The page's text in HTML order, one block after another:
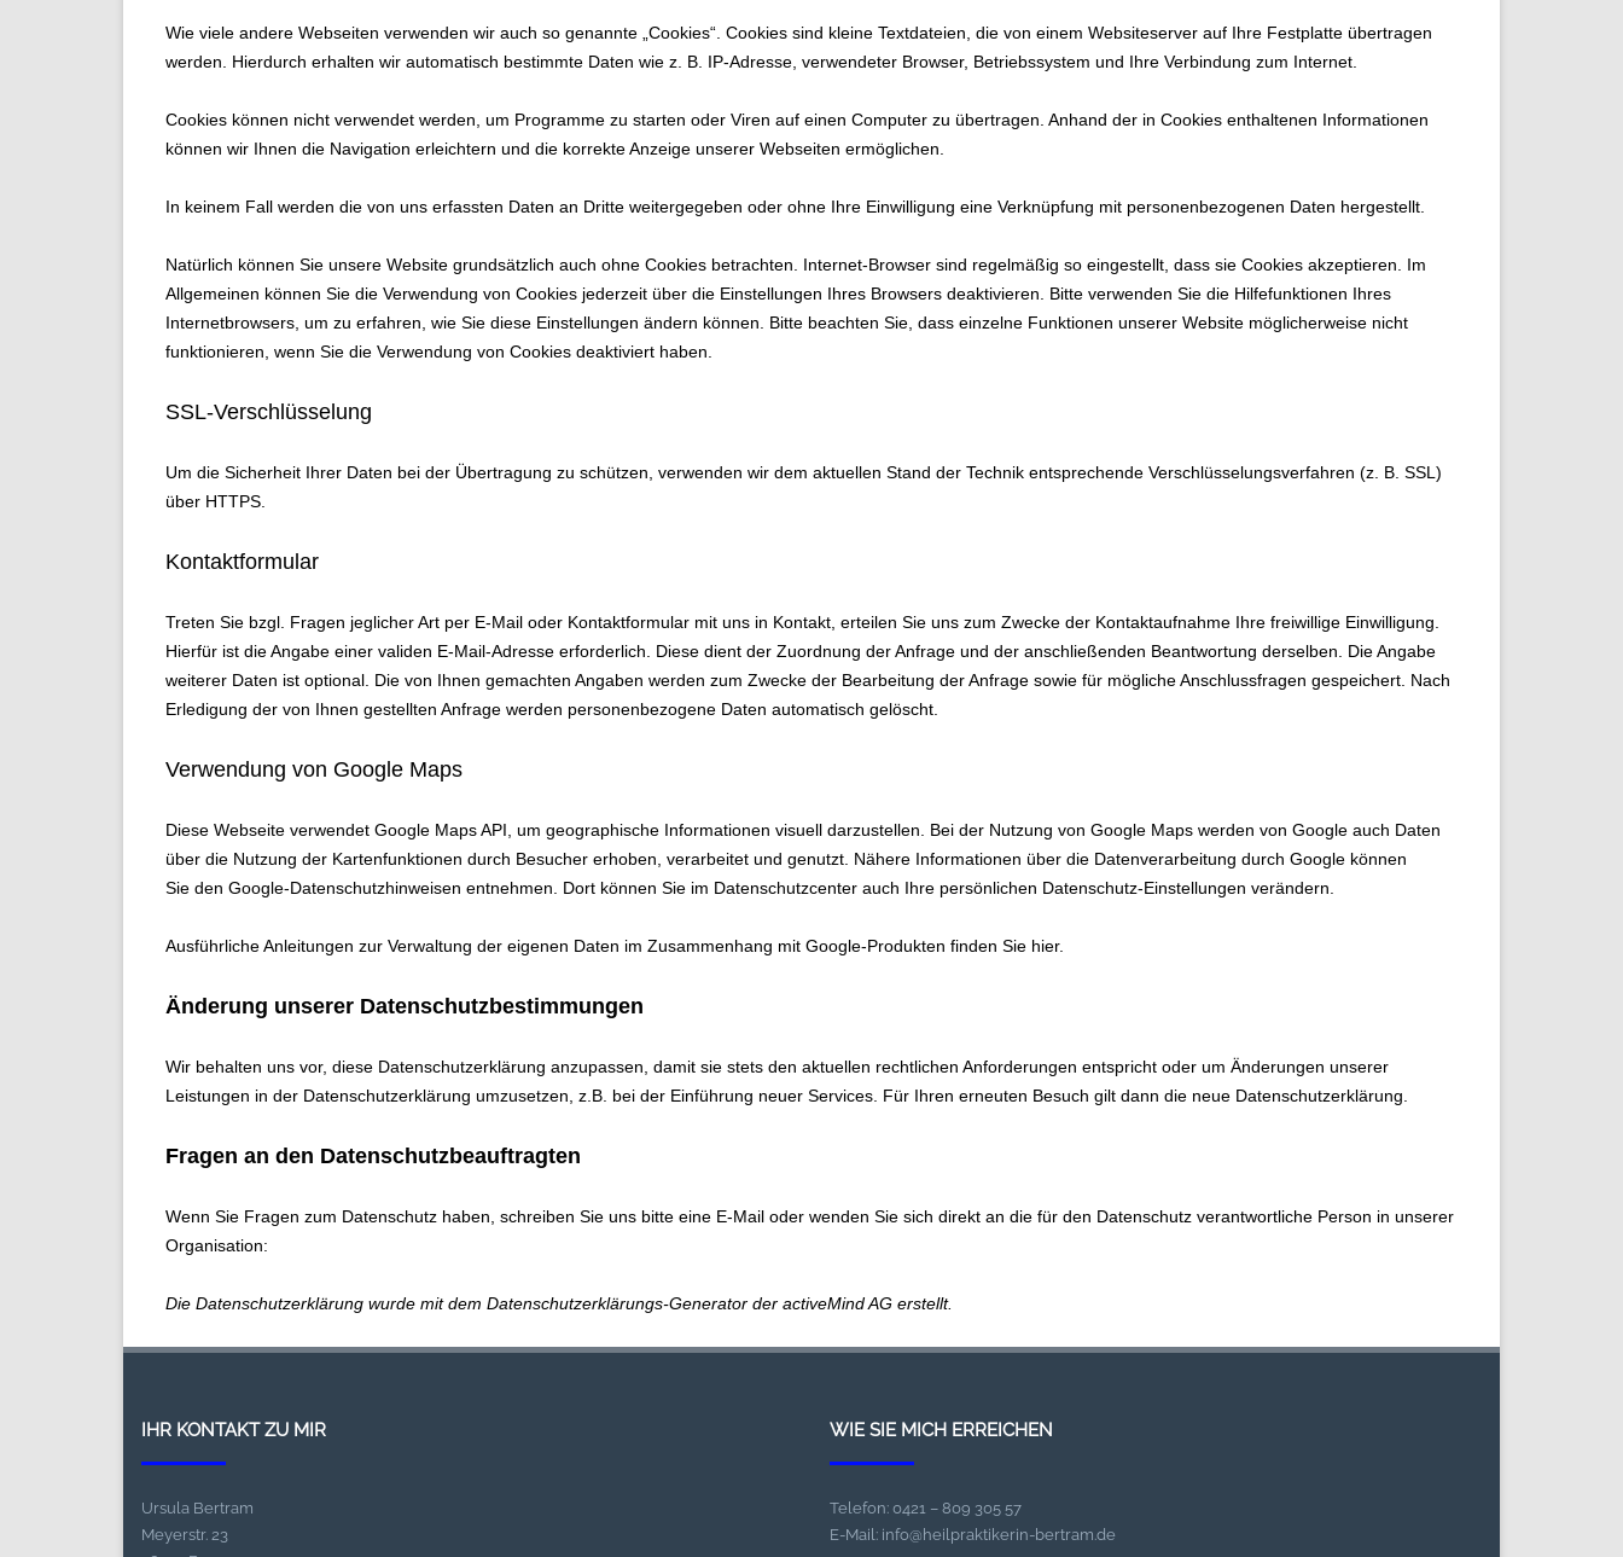
Wie viele andere Webseiten verwenden wir auch so genannte „Cookies“. Cookies sind kleine Textdateien, die von einem Websiteserver auf Ihre Festplatte übertragen
werden. Hierdurch erhalten wir automatisch bestimmte Daten wie z. B. IP-Adresse, verwendeter Browser, Betriebssystem und Ihre Verbindung zum Internet.
Cookies können nicht verwendet werden, um Programme zu starten oder Viren auf einen Computer zu übertragen. Anhand der in Cookies enthaltenen Informationen
können wir Ihnen die Navigation erleichtern und die korrekte Anzeige unserer Webseiten ermöglichen.
In keinem Fall werden die von uns erfassten Daten an Dritte weitergegeben oder ohne Ihre Einwilligung eine Verknüpfung mit personenbezogenen Daten hergestellt.
Natürlich können Sie unsere Website grundsätzlich auch ohne Cookies betrachten. Internet-Browser sind regelmäßig so eingestellt, dass sie Cookies akzeptieren. Im
Allgemeinen können Sie die Verwendung von Cookies jederzeit über die Einstellungen Ihres Browsers deaktivieren. Bitte verwenden Sie die Hilfefunktionen Ihres
Internetbrowsers, um zu erfahren, wie Sie diese Einstellungen ändern können. Bitte beachten Sie, dass einzelne Funktionen unserer Website möglicherweise nicht
funktionieren, wenn Sie die Verwendung von Cookies deaktiviert haben.
SSL-Verschlüsselung
Um die Sicherheit Ihrer Daten bei der Übertragung zu schützen, verwenden wir dem aktuellen Stand der Technik entsprechende Verschlüsselungsverfahren (z. B. SSL)
über HTTPS.
Kontaktformular
Treten Sie bzgl. Fragen jeglicher Art per E-Mail oder Kontaktformular mit uns in Kontakt, erteilen Sie uns zum Zwecke der Kontaktaufnahme Ihre freiwillige Einwilligung.
Hierfür ist die Angabe einer validen E-Mail-Adresse erforderlich. Diese dient der Zuordnung der Anfrage und der anschließenden Beantwortung derselben. Die Angabe
weiterer Daten ist optional. Die von Ihnen gemachten Angaben werden zum Zwecke der Bearbeitung der Anfrage sowie für mögliche Anschlussfragen gespeichert. Nach
Erledigung der von Ihnen gestellten Anfrage werden personenbezogene Daten automatisch gelöscht.
Verwendung von Google Maps
Diese Webseite verwendet Google Maps API, um geographische Informationen visuell darzustellen. Bei der Nutzung von Google Maps werden von Google auch Daten
über die Nutzung der Kartenfunktionen durch Besucher erhoben, verarbeitet und genutzt. Nähere Informationen über die Datenverarbeitung durch Google können
Sie den Google-Datenschutzhinweisen entnehmen. Dort können Sie im Datenschutzcenter auch Ihre persönlichen Datenschutz-Einstellungen verändern.
Ausführliche Anleitungen zur Verwaltung der eigenen Daten im Zusammenhang mit Google-Produkten finden Sie hier.
Änderung unserer Datenschutzbestimmungen
Wir behalten uns vor, diese Datenschutzerklärung anzupassen, damit sie stets den aktuellen rechtlichen Anforderungen entspricht oder um Änderungen unserer
Leistungen in der Datenschutzerklärung umzusetzen, z.B. bei der Einführung neuer Services. Für Ihren erneuten Besuch gilt dann die neue Datenschutzerklärung.
Fragen an den Datenschutzbeauftragten
Wenn Sie Fragen zum Datenschutz haben, schreiben Sie uns bitte eine E-Mail oder wenden Sie sich direkt an die für den Datenschutz verantwortliche Person in unserer
Organisation:
Die Datenschutzerklärung wurde mit dem Datenschutzerklärungs-Generator der activeMind AG erstellt.
IHR KONTAKT ZU MIR
Ursula Bertram
Meyerstr. 23
WIE SIE MICH ERREICHEN
Telefon: 0421 – 809 305 57
E-Mail: info@heilpraktikerin-bertram.de